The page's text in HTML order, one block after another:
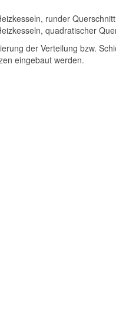
runder Querschnitt
quadratischer
der Verteilung bzw.
eingebaut werden.